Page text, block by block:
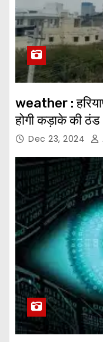
weather :
होगी कड़ाके की ठंड
Dec 23, 2024